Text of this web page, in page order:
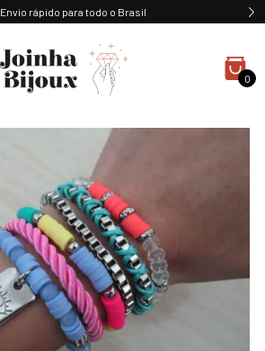
Envio rápido para todo o Brasil
0